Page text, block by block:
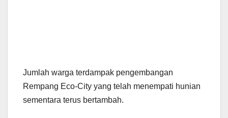
Jumlah warga terdampak pengembangan
Rempang Eco-City yang telah menempati hunian
sementara terus bertambah.